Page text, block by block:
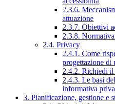
2.3.6.
attuazione
2.3.7. Obiettivi
2.3.8.
2.4. Privacy
2.4.1. Come
progettazione di
2.4.2. Richiedi il
2.4.3. Le basi
informativa
3. Pianificazione, gestione e